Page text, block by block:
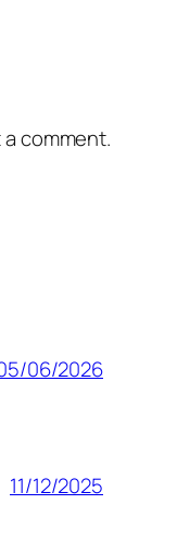
comment.
06/2026
11/12/2025